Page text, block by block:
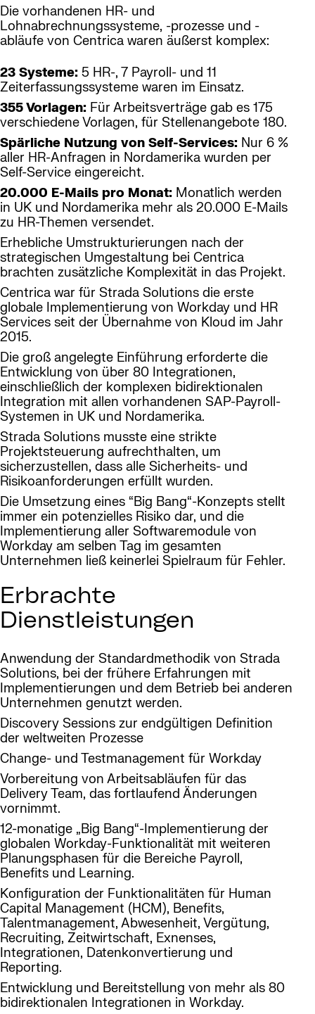
Die vorhandenen HR- und
Lohnabrechnungssysteme, -prozesse und -
abläufe von Centrica waren äußerst komplex:
23 Systeme: 5 HR-, 7 Payroll- und 11
Zeiterfassungssysteme waren im Einsatz.
355 Vorlagen: Für Arbeitsverträge gab es 175
verschiedene Vorlagen, für Stellenangebote 180.
Spärliche Nutzung von Self-Services: Nur 6 %
aller HR-Anfragen in Nordamerika wurden per
Self-Service eingereicht.
20.000 E-Mails pro Monat: Monatlich werden
in UK und Nordamerika mehr als 20.000 E-Mails
zu HR-Themen versendet.
Erhebliche Umstrukturierungen nach der
strategischen Umgestaltung bei Centrica
brachten zusätzliche Komplexität in das Projekt.
Centrica war für Strada Solutions die erste
globale Implementierung von Workday und HR
Services seit der Übernahme von Kloud im Jahr
2015.
Die groß angelegte Einführung erforderte die
Entwicklung von über 80 Integrationen,
einschließlich der komplexen bidirektionalen
Integration mit allen vorhandenen SAP-Payroll-
Systemen in UK und Nordamerika.
Strada Solutions musste eine strikte
Projektsteuerung aufrechthalten, um
sicherzustellen, dass alle Sicherheits- und
Risikoanforderungen erfüllt wurden.
Die Umsetzung eines “Big Bang“-Konzepts stellt
immer ein potenzielles Risiko dar, und die
Implementierung aller Softwaremodule von
Workday am selben Tag im gesamten
Unternehmen ließ keinerlei Spielraum für Fehler.
Erbrachte
Dienstleistungen
Anwendung der Standardmethodik von Strada
Solutions, bei der frühere Erfahrungen mit
Implementierungen und dem Betrieb bei anderen
Unternehmen genutzt werden.
Discovery Sessions zur endgültigen Definition
der weltweiten Prozesse
Change- und Testmanagement für Workday
Vorbereitung von Arbeitsabläufen für das
Delivery Team, das fortlaufend Änderungen
vornimmt.
12-monatige „Big Bang“-Implementierung der
globalen Workday-Funktionalität mit weiteren
Planungsphasen für die Bereiche Payroll,
Benefits und Learning.
Konfiguration der Funktionalitäten für Human
Capital Management (HCM), Benefits,
Talentmanagement, Abwesenheit, Vergütung,
Recruiting, Zeitwirtschaft, Exnenses,
Integrationen, Datenkonvertierung und
Reporting.
Entwicklung und Bereitstellung von mehr als 80
bidirektionalen Integrationen in Workday.